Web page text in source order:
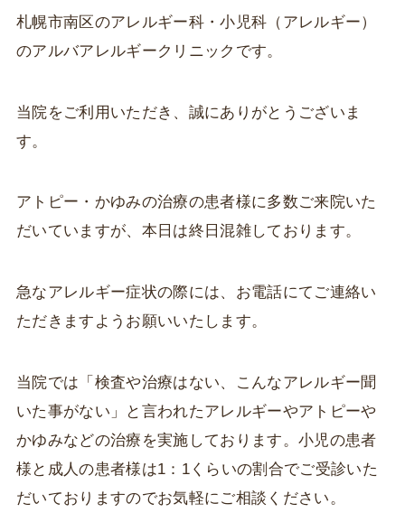
札幌市南区のアレルギー科・小児科（アレルギー）
のアルバアレルギークリニックです。
当院をご利用いただき、誠にありがとうございま
す。
アトピー・かゆみの治療の患者様に多数ご来院いた
だいていますが、本日は終日混雑しております。
急なアレルギー症状の際には、お電話にてご連絡い
ただきますようお願いいたします。
当院では「検査や治療はない、こんなアレルギー聞
いた事がない」と言われたアレルギーやアトピーや
かゆみなどの治療を実施しております。小児の患者
様と成人の患者様は1：1くらいの割合でご受診いた
だいておりますのでお気軽にご相談ください。